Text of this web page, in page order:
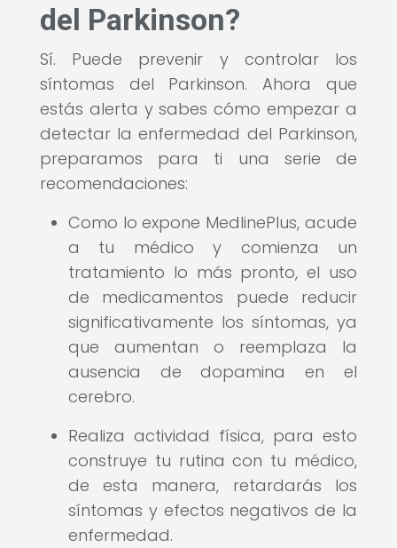
del Parkinson?
Sí. Puede prevenir y controlar los
síntomas del Parkinson. Ahora que
estás alerta y sabes cómo empezar a
detectar la enfermedad del Parkinson,
preparamos para ti una serie de
recomendaciones:
Como lo expone MedlinePlus, acude
a tu médico y comienza un
tratamiento lo más pronto, el uso
de medicamentos puede reducir
significativamente los síntomas, ya
que aumentan o reemplaza la
ausencia de dopamina en el
cerebro.
Realiza actividad física, para esto
construye tu rutina con tu médico,
de esta manera, retardarás los
síntomas y efectos negativos de la
enfermedad.